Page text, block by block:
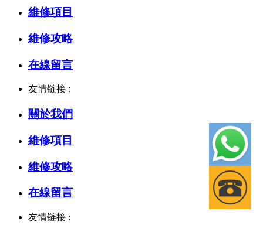
維修項目
維修攻略
在線留言
友情链接 :
關於我們
維修項目
維修攻略
在線留言
友情链接 :